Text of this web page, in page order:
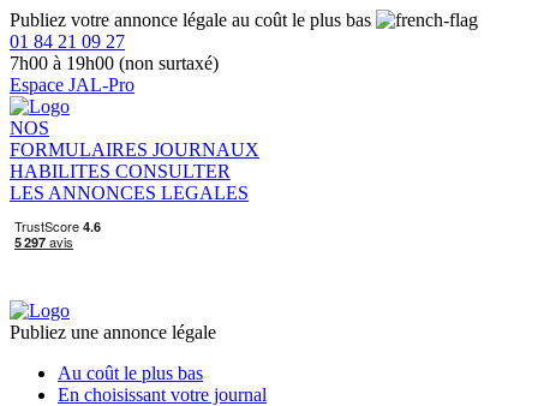
Publiez votre annonce légale au coût le plus bas
01 84 21 09 27
7h00 à 19h00 (non surtaxé)
Espace JAL-Pro
NOS
FORMULAIRES JOURNAUX
HABILITES CONSULTER
LES ANNONCES LEGALES
Publiez une annonce légale
Au coût le plus bas
En choisissant votre journal